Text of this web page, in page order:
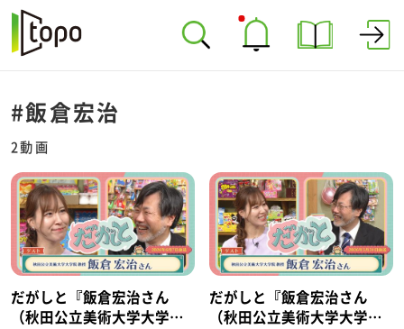
#飯倉宏治
2動画
だがしと『飯倉宏治さん
（秋田公立美術大学大学院
だがしと『飯倉宏治さん
（秋田公立美術大学大学院